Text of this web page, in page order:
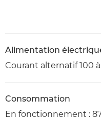
Alimentation
Courant alternatif 100
Consommation
En fonctionnement :